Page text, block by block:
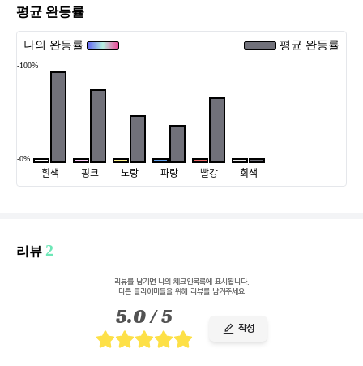
평균 완등률
나의 완등률 평균 완등률
-100%
-0%
흰색 핑크 노랑 파랑 빨강 회색
리뷰 2
리뷰를 남기면 나의 체크인목록에 표시됩니다.
다른 클라이머들을 위해 리뷰를 남겨주세요
5.0/ 5 작성